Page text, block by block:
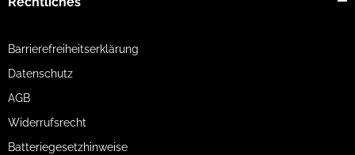
Barrierefreiheitserklärung
Datenschutz
AGB
Widerrufsrecht
Batteriegesetzhinweise